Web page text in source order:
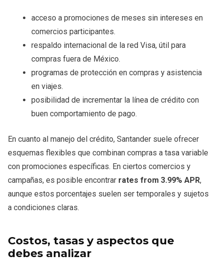
acceso a promociones de meses sin intereses en
comercios participantes.
respaldo internacional de la red Visa, útil para
compras fuera de México.
programas de protección en compras y asistencia
en viajes.
posibilidad de incrementar la línea de crédito con
buen comportamiento de pago.
En cuanto al manejo del crédito, Santander suele ofrecer
esquemas flexibles que combinan compras a tasa variable
con promociones específicas. En ciertos comercios y
campañas, es posible encontrar rates from 3.99% APR,
aunque estos porcentajes suelen ser temporales y sujetos
a condiciones claras.
Costos, tasas y aspectos que
debes analizar